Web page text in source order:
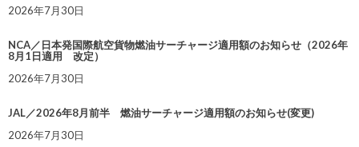
2026年7月30日
NCA／日本発国際航空貨物燃油サーチャージ適用額のお知らせ（2026年
8月1日適用 改定）
2026年7月30日
JAL／2026年8月前半 燃油サーチャージ適用額のお知らせ(変更)
2026年7月30日